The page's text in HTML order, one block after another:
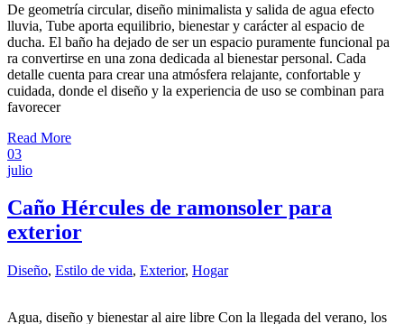
De geometría circular, diseño minimalista y salida de agua efecto
lluvia, Tube aporta equilibrio, bienestar y carácter al espacio de
ducha. El baño ha dejado de ser un espacio puramente funcional pa
ra convertirse en una zona dedicada al bienestar personal. Cada
detalle cuenta para crear una atmósfera relajante, confortable y
cuidada, donde el diseño y la experiencia de uso se combinan para
favorecer
Read More
03
julio
Caño Hércules de ramonsoler para
exterior
Diseño, Estilo de vida, Exterior, Hogar
Agua, diseño y bienestar al aire libre Con la llegada del verano, los